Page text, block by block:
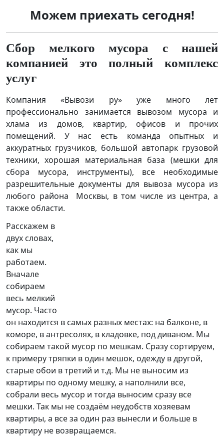
Можем приехать сегодня!
Сбор мелкого мусора с нашей
компанией это полный комплекс
услуг
Компания «Вывози ру» уже много лет
профессионально занимается вывозом мусора и
хлама из домов, квартир, офисов и прочих
помещений. У нас есть команда опытных и
аккуратных грузчиков, большой автопарк грузовой
техники, хорошая материальная база (мешки для
сбора мусора, инструменты), все необходимые
разрешительные документы для вывоза мусора из
любого района Москвы, в том числе из центра, а
также области.
Расскажем в
двух словах,
как мы
работаем.
Вначале
собираем
весь мелкий
мусор. Часто
он находится в самых разных местах: на балконе, в
коморе, в антресолях, в кладовке, под диваном. Мы
собираем такой мусор по мешкам. Сразу сортируем,
к примеру тряпки в один мешок, одежду в другой,
старые обои в третий и т.д. Мы не выносим из
квартиры по одному мешку, а наполнили все,
собрали весь мусор и тогда выносим сразу все
мешки. Так мы не создаём неудобств хозяевам
квартиры, а все за один раз вынесли и больше в
квартиру не возвращаемся.